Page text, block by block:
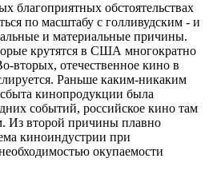
благоприятных обстоятельствах
по масштабу с голливудским - и
и материальные причины.
крутятся в США многократно
вторых, отечественное кино в
Раньше каким-никаким
кинопродукции была
событий, российское кино там
Из второй причины плавно
киноиндустрии при
окупаемости